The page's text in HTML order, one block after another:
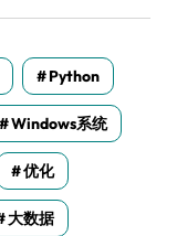
Python
Windows系统
优化
大数据